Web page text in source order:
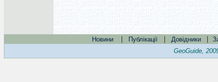
Новини | Публікації | Довідники |
GeoGuide,